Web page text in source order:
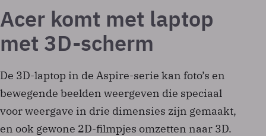
Acer komt met laptop
met 3D-scherm
De 3D-laptop in de Aspire-serie kan foto’s en
bewegende beelden weergeven die speciaal
voor weergave in drie dimensies zijn gemaakt,
en ook gewone 2D-filmpjes omzetten naar 3D.